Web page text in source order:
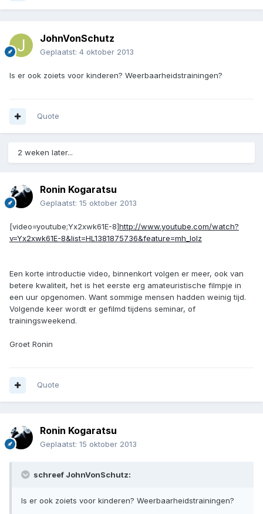
JohnVonSchutz
Geplaatst: 4 oktober 2013
Is er ook zoiets voor kinderen? Weerbaarheidstrainingen?
Quote
2 weken later...
Ronin Kogaratsu
Geplaatst: 15 oktober 2013
[video=youtube;Yx2xwk61E-8]http://www.youtube.com/watch?
v=Yx2xwk61E-8&list=HL1381875736&feature=mh_lolz
Een korte introductie video, binnenkort volgen er meer, ook van
betere kwaliteit, het is het eerste erg amateuristische filmpje in
een uur opgenomen. Want sommige mensen hadden weinig tijd.
Volgende keer wordt er gefilmd tijdens seminar, of
trainingsweekend.
Groet Ronin
Quote
Ronin Kogaratsu
Geplaatst: 15 oktober 2013
schreef JohnVonSchutz:
Is er ook zoiets voor kinderen? Weerbaarheidstrainingen?